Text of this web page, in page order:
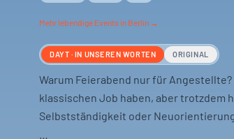
Mehr lebendige Events in Berlin →
DAYT · IN UNSEREN WORTEN ORIGINAL
Warum Feierabend nur für
klassischen Job haben, aber trotzdem
Selbstständigkeit oder